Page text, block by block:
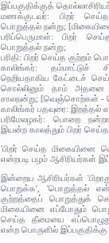
இப்பகுதிக்குத்
மணக்குடவர்: பிறர்
பொறுத்தல் நன்று;
பரிப்பெருமாள்: பிறர்
பொறுத்தல் நன்று;
பரிதி: பிறர் செய்த குற்றம்
காலிங்கர்: தம்மாட்டுச்
நெறியதாகிய கேட்டைச்
சொல்லினும் தாம் அதனை
சாலநன்று; [வெஞ்சொற்கள்
காலிங்கர் பதவுரை: இறத்தல்
பரிமேலழகர்: பொறை
இயன்ற காலத்தும் பிறர்
'பிறர் செய்த மிகையினை
என்றபடி பழம் ஆசிரியர்கள்
இன்றைய ஆசிரியர்கள்
பொறுக்க', 'பொறுத்தல்
குற்றத்தைப் பொறுத்துக்
மிகையினை எப்போதும்
செய்த தீமையை
என்ற பொருளில்